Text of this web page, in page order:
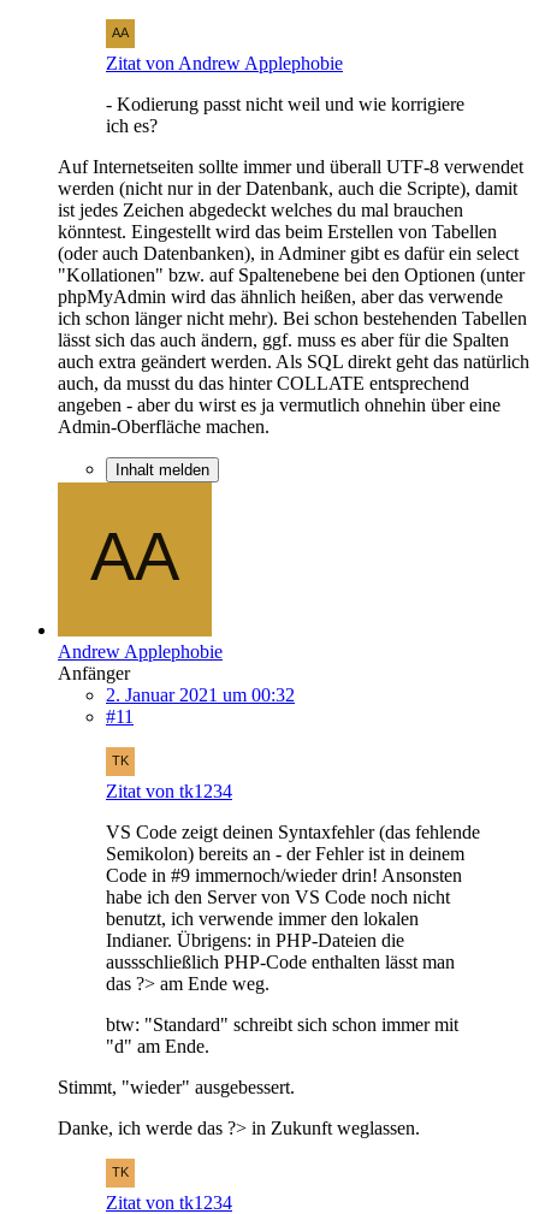
Zitat von Andrew Applephobie
- Kodierung passt nicht weil und wie korrigiere
ich es?
Auf Internetseiten sollte immer und überall UTF-8 verwendet
werden (nicht nur in der Datenbank, auch die Scripte), damit
ist jedes Zeichen abgedeckt welches du mal brauchen
könntest. Eingestellt wird das beim Erstellen von Tabellen
(oder auch Datenbanken), in Adminer gibt es dafür ein select
"Kollationen" bzw. auf Spaltenebene bei den Optionen (unter
phpMyAdmin wird das ähnlich heißen, aber das verwende
ich schon länger nicht mehr). Bei schon bestehenden Tabellen
lässt sich das auch ändern, ggf. muss es aber für die Spalten
auch extra geändert werden. Als SQL direkt geht das natürlich
auch, da musst du das hinter COLLATE entsprechend
angeben - aber du wirst es ja vermutlich ohnehin über eine
Admin-Oberfläche machen.
Inhalt melden
Andrew Applephobie
Anfänger
2. Januar 2021 um 00:32
#11
Zitat von tk1234
VS Code zeigt deinen Syntaxfehler (das fehlende
Semikolon) bereits an - der Fehler ist in deinem
Code in #9 immernoch/wieder drin! Ansonsten
habe ich den Server von VS Code noch nicht
benutzt, ich verwende immer den lokalen
Indianer. Übrigens: in PHP-Dateien die
aussschließlich PHP-Code enthalten lässt man
das ?> am Ende weg.
btw: "Standard" schreibt sich schon immer mit
"d" am Ende.
Stimmt, "wieder" ausgebessert.
Danke, ich werde das ?> in Zukunft weglassen.
Zitat von tk1234